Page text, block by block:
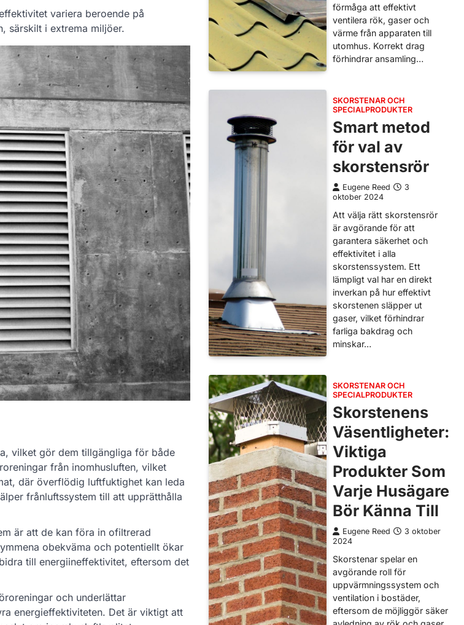
variera beroende på
särskilt i extrema miljöer.
vilket gör dem tillgängliga för både
från inomhusluften, vilket
där överflödig luftfuktighet kan leda
frånluftssystem till att upprätthålla
är att de kan föra in ofiltrerad
obekväma och potentiellt ökar
till energiineffektivitet, eftersom det
och underlättar
energieffektiviteten. Det är viktigt att
förmåga att effektivt
ventilera rök, gaser och
värme från apparaten till
utomhus. Korrekt drag
förhindrar ansamling…
SKORSTENAR OCH
SPECIALPRODUKTER
Smart metod
för val av
skorstensrör
Eugene Reed
3
oktober 2024
Att välja rätt skorstensrör
är avgörande för att
garantera säkerhet och
effektivitet i alla
skorstenssystem. Ett
lämpligt val har en direkt
inverkan på hur effektivt
skorstenen släpper ut
gaser, vilket förhindrar
farliga bakdrag och
minskar…
SKORSTENAR OCH
SPECIALPRODUKTER
Skorstenens
Väsentligheter:
Viktiga
Produkter Som
Varje Husägare
Bör Känna Till
Eugene Reed
3 oktober
2024
Skorstenar spelar en
avgörande roll för
uppvärmningssystem och
ventilation i bostäder,
eftersom de möjliggör säker